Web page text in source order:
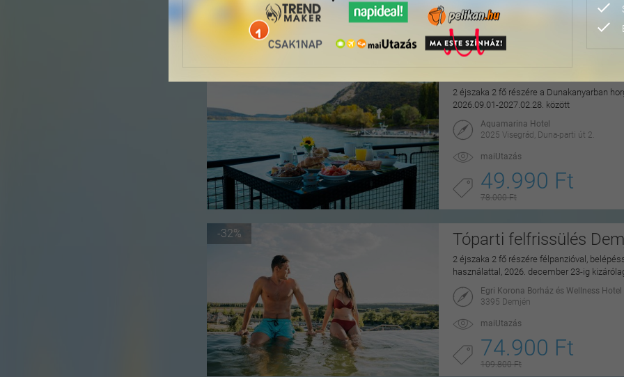
69.900 Ft
Hangulatos pihenés a
2 éjszaka 2 fő részére a Dunakanyarban
2026.09.01-2027.02.28. között
Aquamarina Hotel
2025 Visegrád, Duna-parti út 2.
maiUtazás
49.990 Ft
78.000 Ft
-32% Tóparti felfrissülés
2 éjszaka 2 fő részére félpanzióval,
használattal, 2026. december 23-ig
Egri Korona Borház és Wellness Hotel
3395 Demjén
maiUtazás
74.900 Ft
109.800 Ft